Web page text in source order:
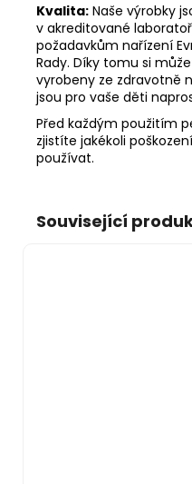
Kvalita: Naše výrobky
v akreditované
požadavkům nařízení
Rady. Díky tomu si
vyrobeny ze zdravotně
jsou pro vaše děti
Před každým použitím
zjistíte jakékoli
používat.
Související